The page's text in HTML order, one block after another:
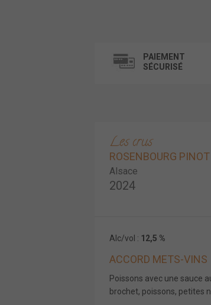
PAIEMENT
SÉCURISÉ
Les crus
ROSENBOURG
Alsace
2024
Alc/vol : 12,5 %
ACCORD METS-VINS
Poissons avec une sauce
brochet, poissons, petites